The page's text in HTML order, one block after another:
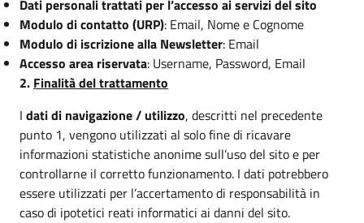
Dati personali trattati per l’accesso ai servizi del sito
Modulo di contatto (URP): Email, Nome e Cognome
Modulo di iscrizione alla Newsletter: Email
Accesso area riservata: Username, Password, Email
2. Finalità del trattamento
I dati di navigazione / utilizzo, descritti nel precedente
punto 1, vengono utilizzati al solo fine di ricavare
informazioni statistiche anonime sull’uso del sito e per
controllarne il corretto funzionamento. I dati potrebbero
essere utilizzati per l’accertamento di responsabilità in
caso di ipotetici reati informatici ai danni del sito.